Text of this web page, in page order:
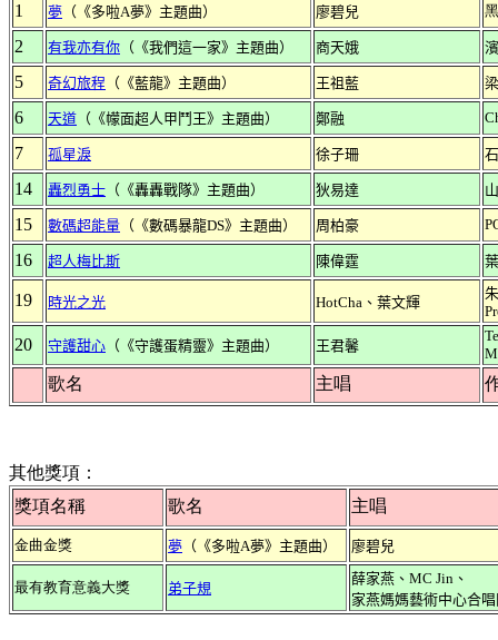
1
夢 （《多啦A夢》主題曲） 廖碧兒
2 有我亦有你 （《我們這一家》主題曲） 商天娥
5 奇幻旅程 （《藍龍》主題曲） 王祖藍
6 天道 （《幪面超人甲鬥王》主題曲） 鄭融
7 孤星淚 徐子珊
14 轟烈勇士 （《轟轟戰隊》主題曲） 狄易達
15 數碼超能量 （《數碼暴龍DS》主題曲） 周柏豪
16 超人梅比斯 陳偉霆
19 時光之光 HotCha、葉文輝
20 守護甜心 （《守護蛋精靈》主題曲） 王君馨
歌名 主唱
其他獎項：
獎項名稱
歌名 主唱
金曲金獎 夢 （《多啦A夢》主題曲） 廖碧兒
最有教育意義大獎 弟子規
薛家燕、MC Jin、
家燕媽媽藝術中心合